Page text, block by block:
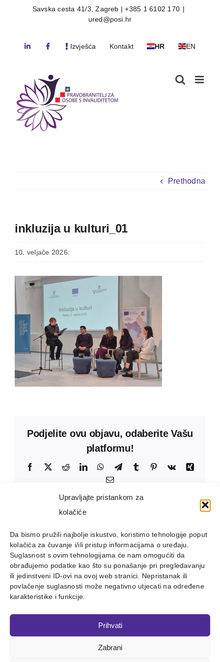
Upravljajte pristankom za
kolačiće
Da bismo pružili najbolje iskustvo, koristimo tehnologije poput
kolačića za čuvanje i/ili pristup informacijama o uređaju.
Suglasnost s ovim tehnologijama će nam omogućiti da
obrađujemo podatke kao što su ponašanje pri pregledavanju
ili jedinstveni ID-ovi na ovoj web stranici. Nepristanak ili
povlačenje suglasnosti može negativno utjecati na određene
karakteristike i funkcije.
Prihvati
Zabrani
Savska cesta 41/3, Zagreb | +385 1 6102 170 |
ured@posi.hr
Izvješća Kontakt HR EN
Prethodna
inkluzija u kulturi_01
10. veljače 2026.
Podjelite ovu objavu, odaberite Vašu
platformu!
Facebook
X RedditLinkedInWhatsApp
TelegramTumblr Pinterest
Vk
Xing
Email: